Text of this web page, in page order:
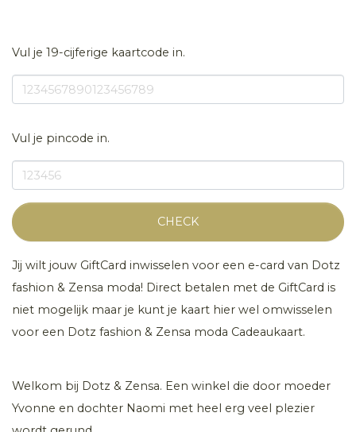
Vul je 19-cijferige kaartcode in.
Vul je pincode in.
CHECK
Jij wilt jouw GiftCard inwisselen voor een e-card van Dotz
fashion & Zensa moda! Direct betalen met de GiftCard is
niet mogelijk maar je kunt je kaart hier wel omwisselen
voor een Dotz fashion & Zensa moda Cadeaukaart.
Welkom bij Dotz & Zensa. Een winkel die door moeder
Yvonne en dochter Naomi met heel erg veel plezier